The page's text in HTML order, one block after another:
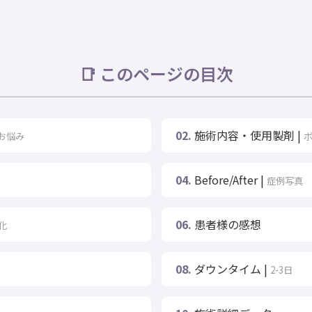
📑 このページの目次
悩み 02. 施術内容・使用製剤 |
04. Before/After | 症例写真
06. 患者様の感想
08. ダウンタイム | 2-3日